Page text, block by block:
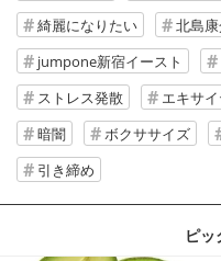
綺麗になりたい
北島
jumpone新宿イースト
ストレス発散
エキサ
暗闇
ボクササイズ
引き締め
ピッ